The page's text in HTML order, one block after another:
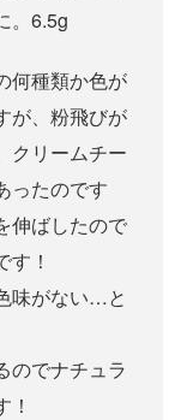
。6.5g
何種類か色が
が、粉飛びが
クリームチー
ったのです
伸ばしたので
！
味がない…と
のでナチュラ